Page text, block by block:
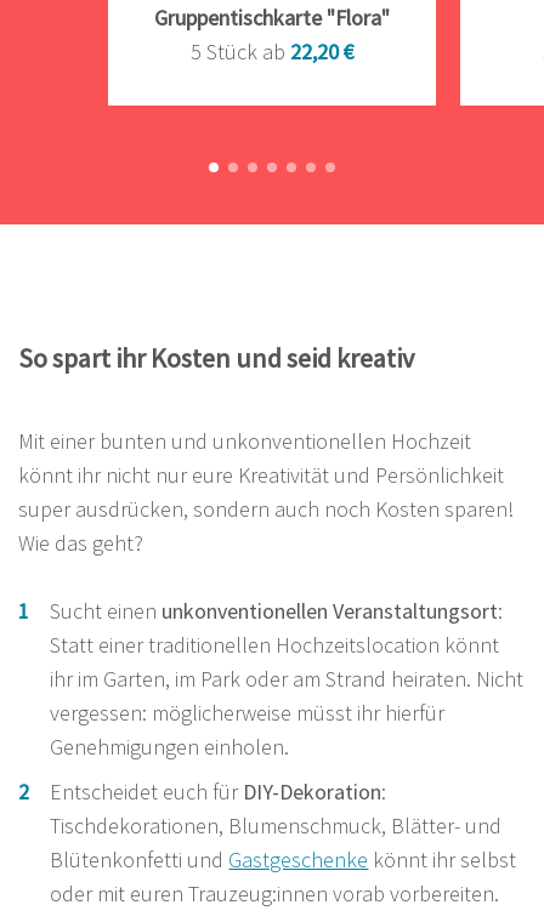
Gruppentischkarte "Flora"
5 Stück ab 22,20 €
So spart ihr Kosten und seid kreativ
Mit einer bunten und unkonventionellen Hochzeit
könnt ihr nicht nur eure Kreativität und Persönlichkeit
super ausdrücken, sondern auch noch Kosten sparen!
Wie das geht?
Sucht einen unkonventionellen Veranstaltungsort:
Statt einer traditionellen Hochzeitslocation könnt
ihr im Garten, im Park oder am Strand heiraten. Nicht
vergessen: möglicherweise müsst ihr hierfür
Genehmigungen einholen.
Entscheidet euch für DIY-Dekoration:
Tischdekorationen, Blumenschmuck, Blätter- und
Blütenkonfetti und Gastgeschenke könnt ihr selbst
oder mit euren Trauzeug:innen vorab vorbereiten.